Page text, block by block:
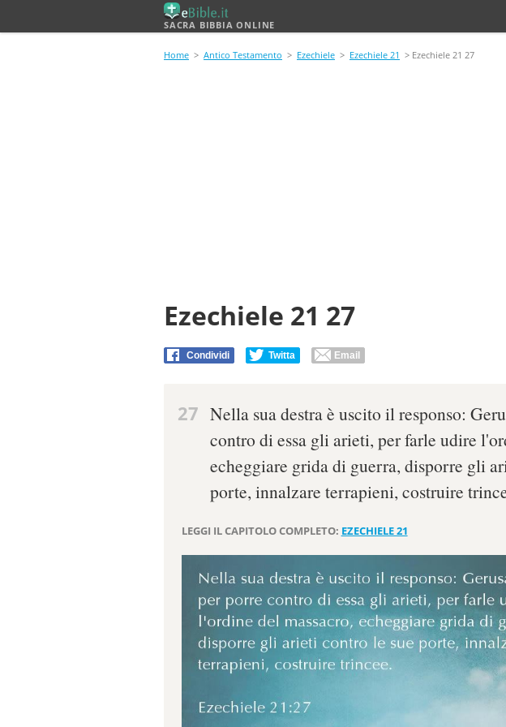
SACRA BIBBIA ONLINE
Home > Antico Testamento > Ezechiele > Ezechiele 21 > Ezechiele 21 27
Ezechiele 21 27
Condividi Twitta Email
27 Nella sua destra è uscito il responso:
contro di essa gli arieti, per farle udire
echeggiare grida di guerra, disporre gli
porte, innalzare terrapieni, costruire
LEGGI IL CAPITOLO COMPLETO: EZECHIELE 21